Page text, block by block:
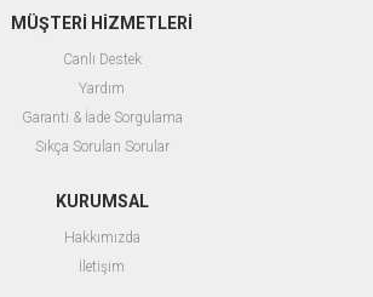
MÜŞTERİ HİZMETLERİ
Canlı Destek
Yardım
Garanti & İade Sorgulama
Sıkça Sorulan Sorular
KURUMSAL
Hakkımızda
İletişim